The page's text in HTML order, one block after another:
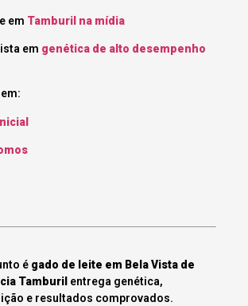
em Tamburil na mídia
em genética de alto desempenho
é gado de leite em Bela Vista de
Tamburil entrega genética,
e resultados comprovados.